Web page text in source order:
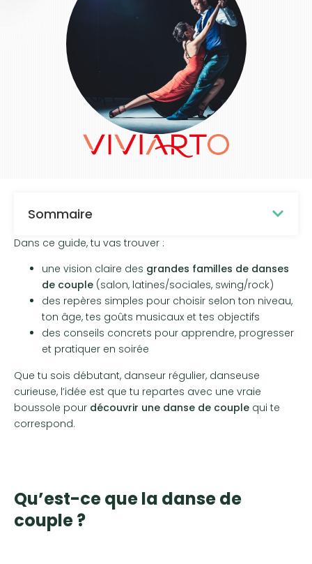
Sommaire
Dans ce guide, tu vas trouver :
une vision claire des grandes familles de danses
de couple (salon, latines/sociales, swing/rock)
des repères simples pour choisir selon ton niveau,
ton âge, tes goûts musicaux et tes objectifs
des conseils concrets pour apprendre, progresser
et pratiquer en soirée
Que tu sois débutant, danseur régulier, danseuse
curieuse, l’idée est que tu repartes avec une vraie
boussole pour découvrir une danse de couple qui te
correspond.
Qu’est-ce que la danse de
couple ?